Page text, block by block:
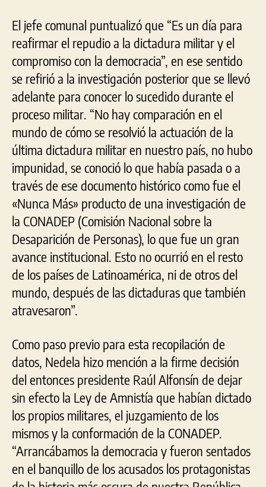
El jefe comunal puntualizó que “Es un día para
reafirmar el repudio a la dictadura militar y el
compromiso con la democracia”, en ese sentido
se refirió a la investigación posterior que se llevó
adelante para conocer lo sucedido durante el
proceso militar. “No hay comparación en el
mundo de cómo se resolvió la actuación de la
última dictadura militar en nuestro país, no hubo
impunidad, se conoció lo que había pasada o a
través de ese documento histórico como fue el
«Nunca Más» producto de una investigación de
la CONADEP (Comisión Nacional sobre la
Desaparición de Personas), lo que fue un gran
avance institucional. Esto no ocurrió en el resto
de los países de Latinoamérica, ni de otros del
mundo, después de las dictaduras que también
atravesaron”.
Como paso previo para esta recopilación de
datos, Nedela hizo mención a la firme decisión
del entonces presidente Raúl Alfonsín de dejar
sin efecto la Ley de Amnistía que habían dictado
los propios militares, el juzgamiento de los
mismos y la conformación de la CONADEP.
“Arrancábamos la democracia y fueron sentados
en el banquillo de los acusados los protagonistas